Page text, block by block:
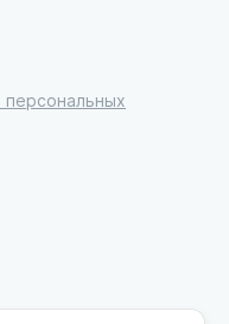
персональных